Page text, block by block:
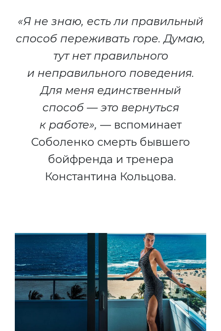
«Я не знаю, есть ли правильный
способ переживать горе. Думаю,
тут нет правильного
и неправильного поведения.
Для меня единственный
способ — это вернуться
к работе», — вспоминает
Соболенко смерть бывшего
бойфренда и тренера
Константина Кольцова.